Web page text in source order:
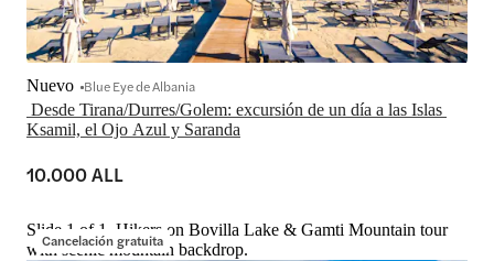
Desde Tirana/Durres/Golem: excursión de un día a las Islas
Nuevo Blue Eye de Albania
10.000 ALL
Cancelación gratuita
Slide 1 of 1, Hikers on Bovilla Lake & Gamti Mountain tour
with scenic mountain backdrop.